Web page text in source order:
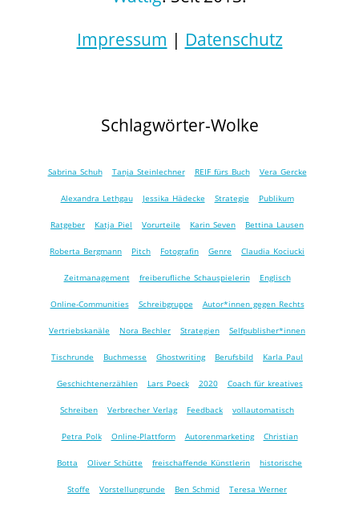
Impressum | Datenschutz
Schlagwörter-Wolke
Sabrina Schuh Tanja Steinlechner REIF fürs Buch Vera Gercke
Alexandra Lethgau Jessika Hädecke Strategie Publikum
Ratgeber Katja Piel Vorurteile Karin Seven Bettina Lausen
Roberta Bergmann Pitch Fotografin Genre Claudia Kociucki
Zeitmanagement freiberufliche Schauspielerin Englisch
Online-Communities Schreibgruppe Autor*innen gegen Rechts
Vertriebskanäle Nora Bechler Strategien Selfpublisher*innen
Tischrunde Buchmesse Ghostwriting Berufsbild Karla Paul
Geschichtenerzählen Lars Poeck 2020 Coach für kreatives
Schreiben Verbrecher Verlag Feedback vollautomatisch
Petra Polk Online-Plattform Autorenmarketing Christian
Botta Oliver Schütte freischaffende Künstlerin historische
Stoffe Vorstellungrunde Ben Schmid Teresa Werner